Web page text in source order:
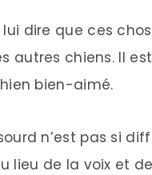
dire que ces
autres chiens. Il
bien-aimé.
n’est pas si
lieu de la voix et